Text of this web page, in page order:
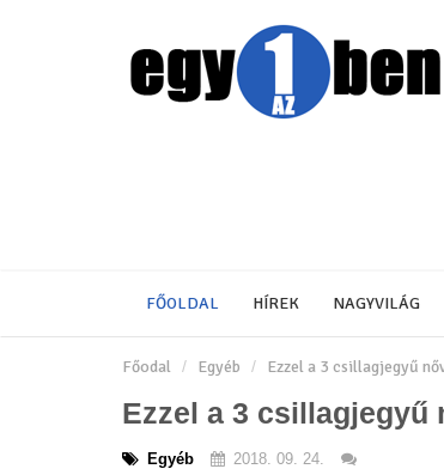
FŐOLDAL HÍREK NAGYVILÁG
Főodal Egyéb Ezzel a 3 csillagjegyű
Ezzel a 3 csillagjegyű
Egyéb 2018. 09. 24.